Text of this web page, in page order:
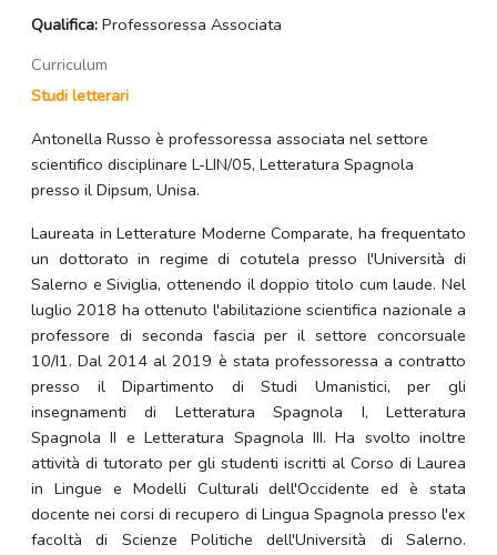
Qualifica: Professoressa Associata
Curriculum
Studi letterari
Antonella Russo è professoressa associata nel settore
scientifico disciplinare L-LIN/05, Letteratura Spagnola
presso il Dipsum, Unisa.
Laureata in Letterature Moderne Comparate, ha frequentato
un dottorato in regime di cotutela presso l'Università di
Salerno e Siviglia, ottenendo il doppio titolo cum laude. Nel
luglio 2018 ha ottenuto l'abilitazione scientifica nazionale a
professore di seconda fascia per il settore concorsuale
10/I1. Dal 2014 al 2019 è stata professoressa a contratto
presso il Dipartimento di Studi Umanistici, per gli
insegnamenti di Letteratura Spagnola I, Letteratura
Spagnola II e Letteratura Spagnola III. Ha svolto inoltre
attività di tutorato per gli studenti iscritti al Corso di Laurea
in Lingue e Modelli Culturali dell'Occidente ed è stata
docente nei corsi di recupero di Lingua Spagnola presso l'ex
facoltà di Scienze Politiche dell'Università di Salerno.